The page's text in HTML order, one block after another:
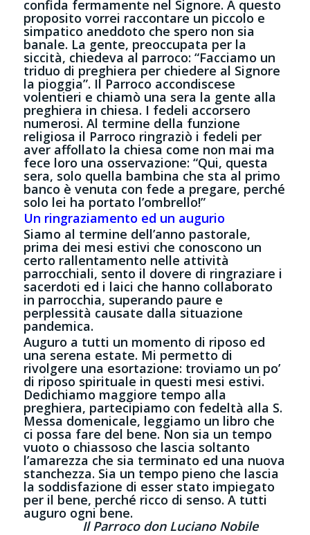
confida fermamente nel Signore. A questo
proposito vorrei raccontare un piccolo e
simpatico aneddoto che spero non sia
banale. La gente, preoccupata per la
siccità, chiedeva al parroco: “Facciamo un
triduo di preghiera per chiedere al Signore
la pioggia”. Il Parroco accondiscese
volentieri e chiamò una sera la gente alla
preghiera in chiesa. I fedeli accorsero
numerosi. Al termine della funzione
religiosa il Parroco ringraziò i fedeli per
aver affollato la chiesa come non mai ma
fece loro una osservazione: “Qui, questa
sera, solo quella bambina che sta al primo
banco è venuta con fede a pregare, perché
solo lei ha portato l’ombrello!”
Un ringraziamento ed un augurio
Siamo al termine dell’anno pastorale,
prima dei mesi estivi che conoscono un
certo rallentamento nelle attività
parrocchiali, sento il dovere di ringraziare i
sacerdoti ed i laici che hanno collaborato
in parrocchia, superando paure e
perplessità causate dalla situazione
pandemica.
Auguro a tutti un momento di riposo ed
una serena estate. Mi permetto di
rivolgere una esortazione: troviamo un po’
di riposo spirituale in questi mesi estivi.
Dedichiamo maggiore tempo alla
preghiera, partecipiamo con fedeltà alla S.
Messa domenicale, leggiamo un libro che
ci possa fare del bene. Non sia un tempo
vuoto o chiassoso che lascia soltanto
l’amarezza che sia terminato ed una nuova
stanchezza. Sia un tempo pieno che lascia
la soddisfazione di esser stato impiegato
per il bene, perché ricco di senso. A tutti
auguro ogni bene.
Il Parroco don Luciano Nobile